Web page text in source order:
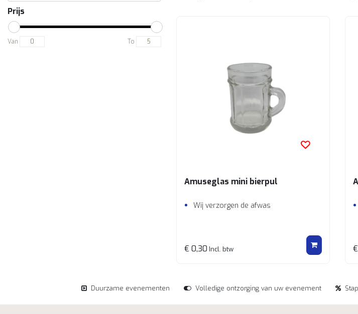
Prijs
Van To
Amuseglas mini bierpul
Wij verzorgen de afwas
€ 0,30 Incl. btw
Duurzame evenementen Volledige ontzorging van uw evenement